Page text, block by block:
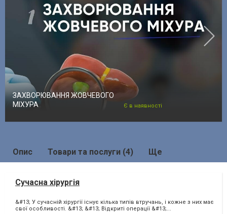
ЗАХВОРЮВАННЯ ЖОВЧЕВОГО
МІХУРА
Є в наявності
Опис Товари та послуги (4) Ще
Сучасна хірургія
&#13; У сучасній хірургії існує кілька типів втручань, і кожне з них має
свої особливості. &#13; &#13; Відкриті операції &#13;...